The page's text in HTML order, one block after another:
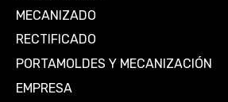
MECANIZADO
RECTIFICADO
PORTAMOLDES Y MECANIZACIÓN
EMPRESA